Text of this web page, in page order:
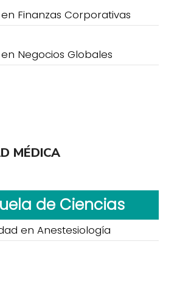
Finanzas Corporativas
Negocios Globales
MÉDICA
de Ciencias
en Anestesiología